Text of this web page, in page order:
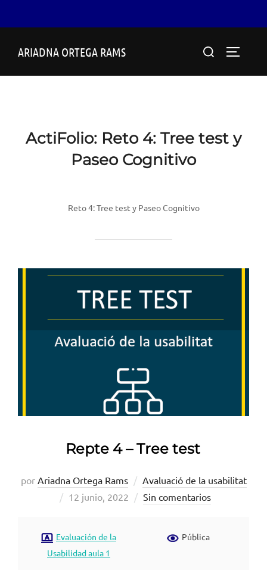
ARIADNA ORTEGA RAMS Buscar:
ActiFolio: Reto 4: Tree test y
Paseo Cognitivo
Reto 4: Tree test y Paseo Cognitivo
Repte 4 – Tree test
por Ariadna Ortega Rams
Avaluació de la usabilitat
Publicado
12 junio, 2022 Sin comentarios
Evaluación de la
Usabilidad aula 1
Pública